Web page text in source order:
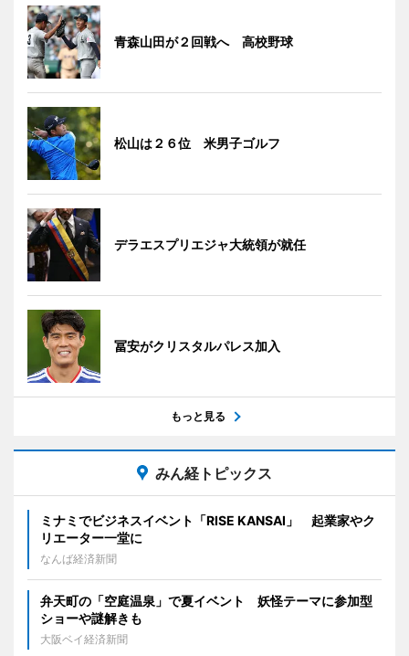
青森山田が２回戦へ 高校野球
松山は２６位 米男子ゴルフ
デラエスプリエジャ大統領が就任
冨安がクリスタルパレス加入
もっと見る
みん経トピックス
ミナミでビジネスイベント「RISE KANSAI」 起業家やク
リエーター一堂に
なんば経済新聞
弁天町の「空庭温泉」で夏イベント 妖怪テーマに参加型
ショーや謎解きも
大阪ベイ経済新聞